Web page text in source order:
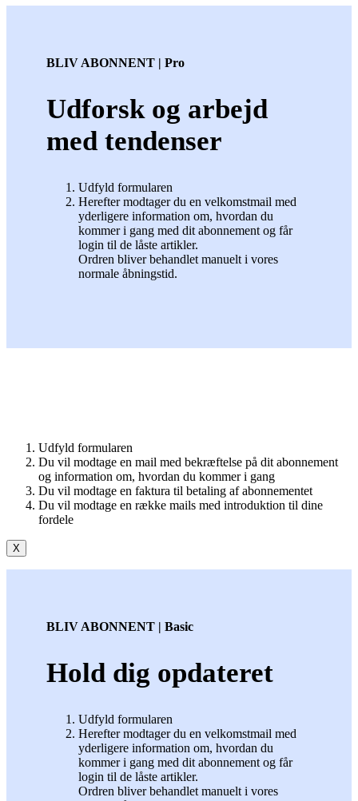
BLIV ABONNENT | Pro
Udforsk og arbejd
med tendenser
Udfyld formularen
Herefter modtager du en velkomstmail med
yderligere information om, hvordan du
kommer i gang med dit abonnement og får
login til de låste artikler.
Ordren bliver behandlet manuelt i vores
normale åbningstid.
Udfyld formularen
Du vil modtage en mail med bekræftelse på dit abonnement
og information om, hvordan du kommer i gang
Du vil modtage en faktura til betaling af abonnementet
Du vil modtage en række mails med introduktion til dine
fordele
X
BLIV ABONNENT | Basic
Hold dig opdateret
Udfyld formularen
Herefter modtager du en velkomstmail med
yderligere information om, hvordan du
kommer i gang med dit abonnement og får
login til de låste artikler.
Ordren bliver behandlet manuelt i vores